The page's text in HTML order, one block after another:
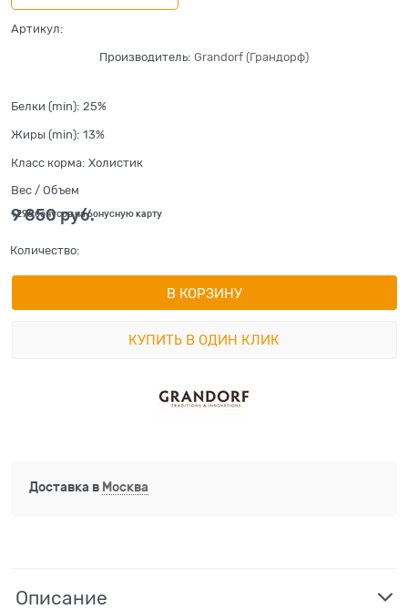
Артикул:
Производитель: Grandorf (Грандорф)
Белки (min): 25%
Жиры (min): 13%
Класс корма: Холистик
Вес / Объем
9 850 руб.
+296 бонусов на бонусную карту
Количество:
В КОРЗИНУ
КУПИТЬ В ОДИН КЛИК
Доставка в Москва
Описание